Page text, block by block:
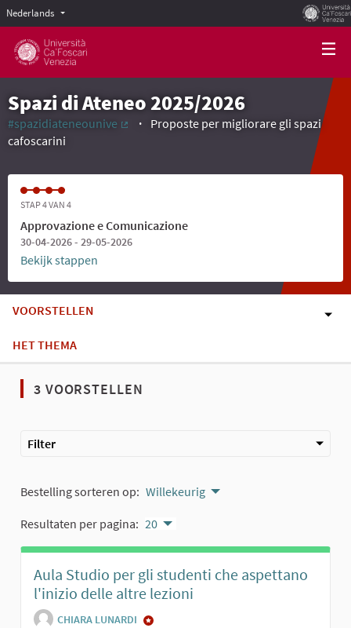
Nederlands Scegli la lingua
Spazi di Ateneo 2025/2026
#spazidiateneounive
Proposte per migliorare gli spazi
cafoscarini
STAP 4 VAN 4
Approvazione e Comunicazione
30-04-2026 - 29-05-2026
Bekijk stappen
VOORSTELLEN
HET THEMA
3 VOORSTELLEN
Filter
Bestelling sorteren op: Willekeurig
Resultaten per pagina: 20
Aula Studio per gli studenti che aspettano
l'inizio delle altre lezioni
CHIARA LUNARDI